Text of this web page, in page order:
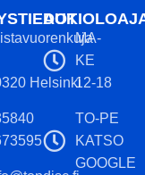
Helsinki
MA-
KE
12-18
TO-PE
KATSO
GOOGLE